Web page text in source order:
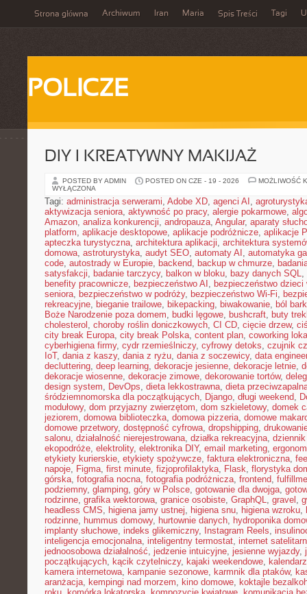
Strona główna Archiwum Iran Maria Spis Treści Tagi
POLICZE
DIY I KREATYWNY MAKIJAŻ
POSTED BY ADMIN POSTED ON CZE - 19 - 2026
MOŻLIWOŚĆ
WYŁĄCZONA
Tagi: administracja serwerami, Adobe XD, agenci AI ,
aktywizacja seniora, aktywność po pracy, alergie pokarmowe,
Amazon, analiza konkurencji, andropauza, Angular, aparaty
platform, aplikacje desktopowe, aplikacje podróżnicze, aplikacje
apteczka turystyczna, architektura aplikacji, architektura
domowa, astroturystyka, audyt SEO, automaty AI , automatyka
code, autostrady w Europie, backend, backup w chmurze,
satysfakcji, badanie tarczycy, balkon w bloku, bazy danych SQL,
benefity pracownicze, bezpieczeństwo AI , bezpieczeństwo dzieci
seniora, bezpieczeństwo w podróży, bezpieczeństwo Wi-Fi,
rekreacyjne, bieganie trailowe, bikepacking, biwakowanie, ból
Boże Narodzenie poza domem, budki lęgowe, bushcraft, buty
cholesterol , choroby roślin doniczkowych, CI CD, cięcie drzew,
city break Europa, city break Polska, content plan, coworking
cyberhigiena firmy, cydr rzemieślniczy, cyfrowy detoks, czujnik
IoT, dania z kaszy, dania z ryżu, dania z soczewicy, data
decluttering, deep learning, dekoracje jesienne, dekoracje letnie,
dekoracje wiosenne, dekoracje zimowe, dekorowanie tortów,
design system, DevOps, dieta lekkostrawna, dieta
śródziemnomorska dla początkujących, Django, długi weekend,
modułowy, dom przyjazny zwierzętom, dom szkieletowy, domek
jeziorem, domowa biblioteczka, domowa pizzeria, domowe
domowe przetwory, dostępność cyfrowa, dropshipping,
salonu, działalność nierejestrowana, działka rekreacyjna,
ekopodróże, elektrolity, elektronika DIY, email marketing,
etykiety kurierskie, etykiety spożywcze, faktura elektroniczna,
napoje, Figma, first minute, fizjoprofilaktyka, Flask, florystyka
górska, fotografia nocna, fotografia podróżnicza, frontend,
podziemny, glamping, góry w Polsce, gotowanie dla dwojga,
rodzinne, grafika wektorowa, granice osobiste, GraphQL, gravel ,
headless CMS, higiena jamy ustnej, higiena snu, higiena wzroku,
rodzinne, hummus domowy, hurtownie danych, hydroponika
implanty słuchowe, indeks glikemiczny, Instagram Reels,
inteligencja emocjonalna, inteligentny termostat, internet
jednoosobowa działalność, jedzenie intuicyjne, jesienne wyjazdy,
początkujących, kącik czytelniczy, kajaki weekendowe,
kamera internetowa, kampanie sezonowe, karmnik dla ptaków,
aranżacja, kempingi nad morzem, kino domowe, koktajle